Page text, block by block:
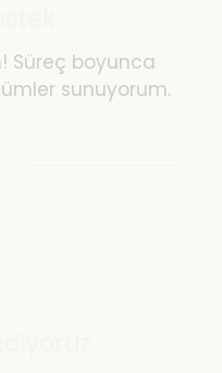
Süreç boyunca
sunuyorum.